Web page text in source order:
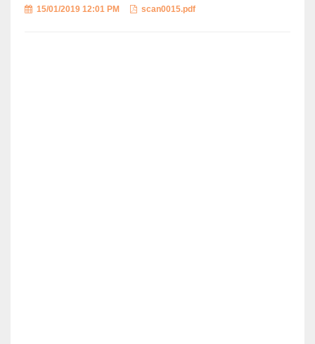
15/01/2019 12:01 PM scan0015.pdf